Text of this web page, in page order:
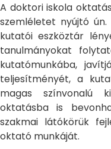
A doktori iskola
szemléletet nyújtó
kutatói eszköztár
tanulmányokat
kutatómunkába,
teljesítményét, a
magas színvonalú
oktatásba is
szakmai látókörük
oktató munkáját.